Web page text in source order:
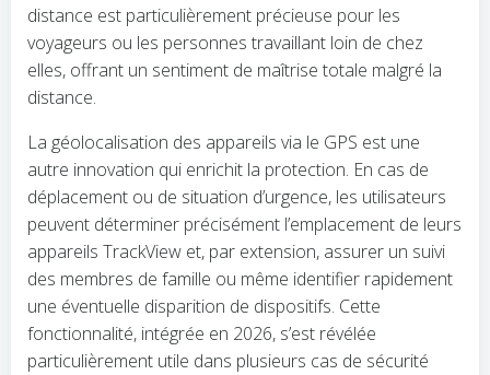
distance est particulièrement précieuse pour les
voyageurs ou les personnes travaillant loin de chez
elles, offrant un sentiment de maîtrise totale malgré la
distance.
La géolocalisation des appareils via le GPS est une
autre innovation qui enrichit la protection. En cas de
déplacement ou de situation d’urgence, les utilisateurs
peuvent déterminer précisément l’emplacement de leurs
appareils TrackView et, par extension, assurer un suivi
des membres de famille ou même identifier rapidement
une éventuelle disparition de dispositifs. Cette
fonctionnalité, intégrée en 2026, s’est révélée
particulièrement utile dans plusieurs cas de sécurité